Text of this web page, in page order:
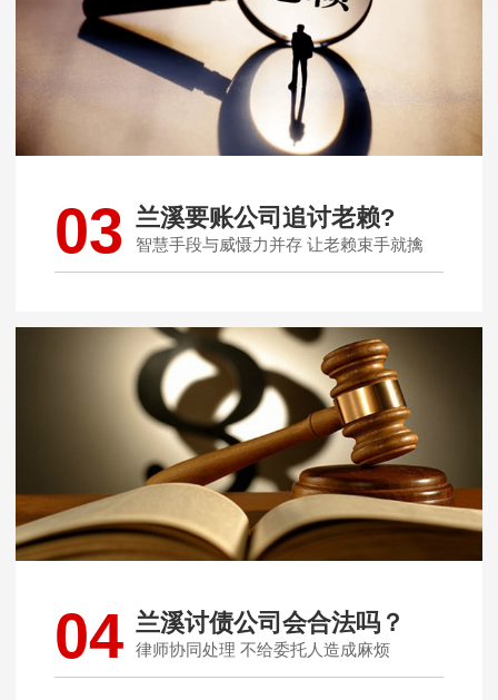
03 兰溪要账公司追讨老赖?
智慧手段与威慑力并存 让老赖束手就擒
04 兰溪讨债公司会合法吗？
律师协同处理 不给委托人造成麻烦